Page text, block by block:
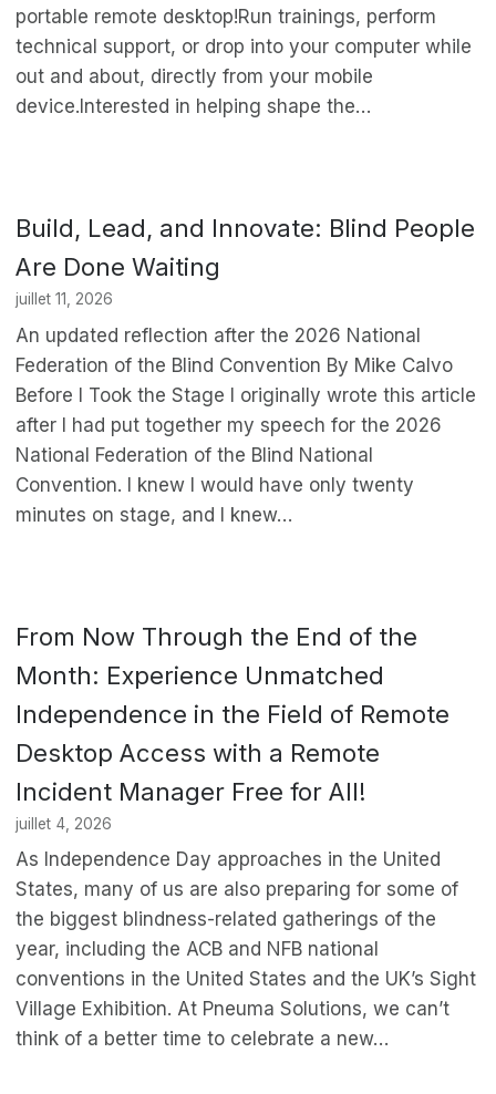
portable remote desktop!Run trainings, perform
technical support, or drop into your computer while
out and about, directly from your mobile
device.Interested in helping shape the…
Build, Lead, and Innovate: Blind People
Are Done Waiting
juillet 11, 2026
An updated reflection after the 2026 National
Federation of the Blind Convention By Mike Calvo
Before I Took the Stage I originally wrote this article
after I had put together my speech for the 2026
National Federation of the Blind National
Convention. I knew I would have only twenty
minutes on stage, and I knew…
From Now Through the End of the
Month: Experience Unmatched
Independence in the Field of Remote
Desktop Access with a Remote
Incident Manager Free for All!
juillet 4, 2026
As Independence Day approaches in the United
States, many of us are also preparing for some of
the biggest blindness-related gatherings of the
year, including the ACB and NFB national
conventions in the United States and the UK’s Sight
Village Exhibition. At Pneuma Solutions, we can’t
think of a better time to celebrate a new…